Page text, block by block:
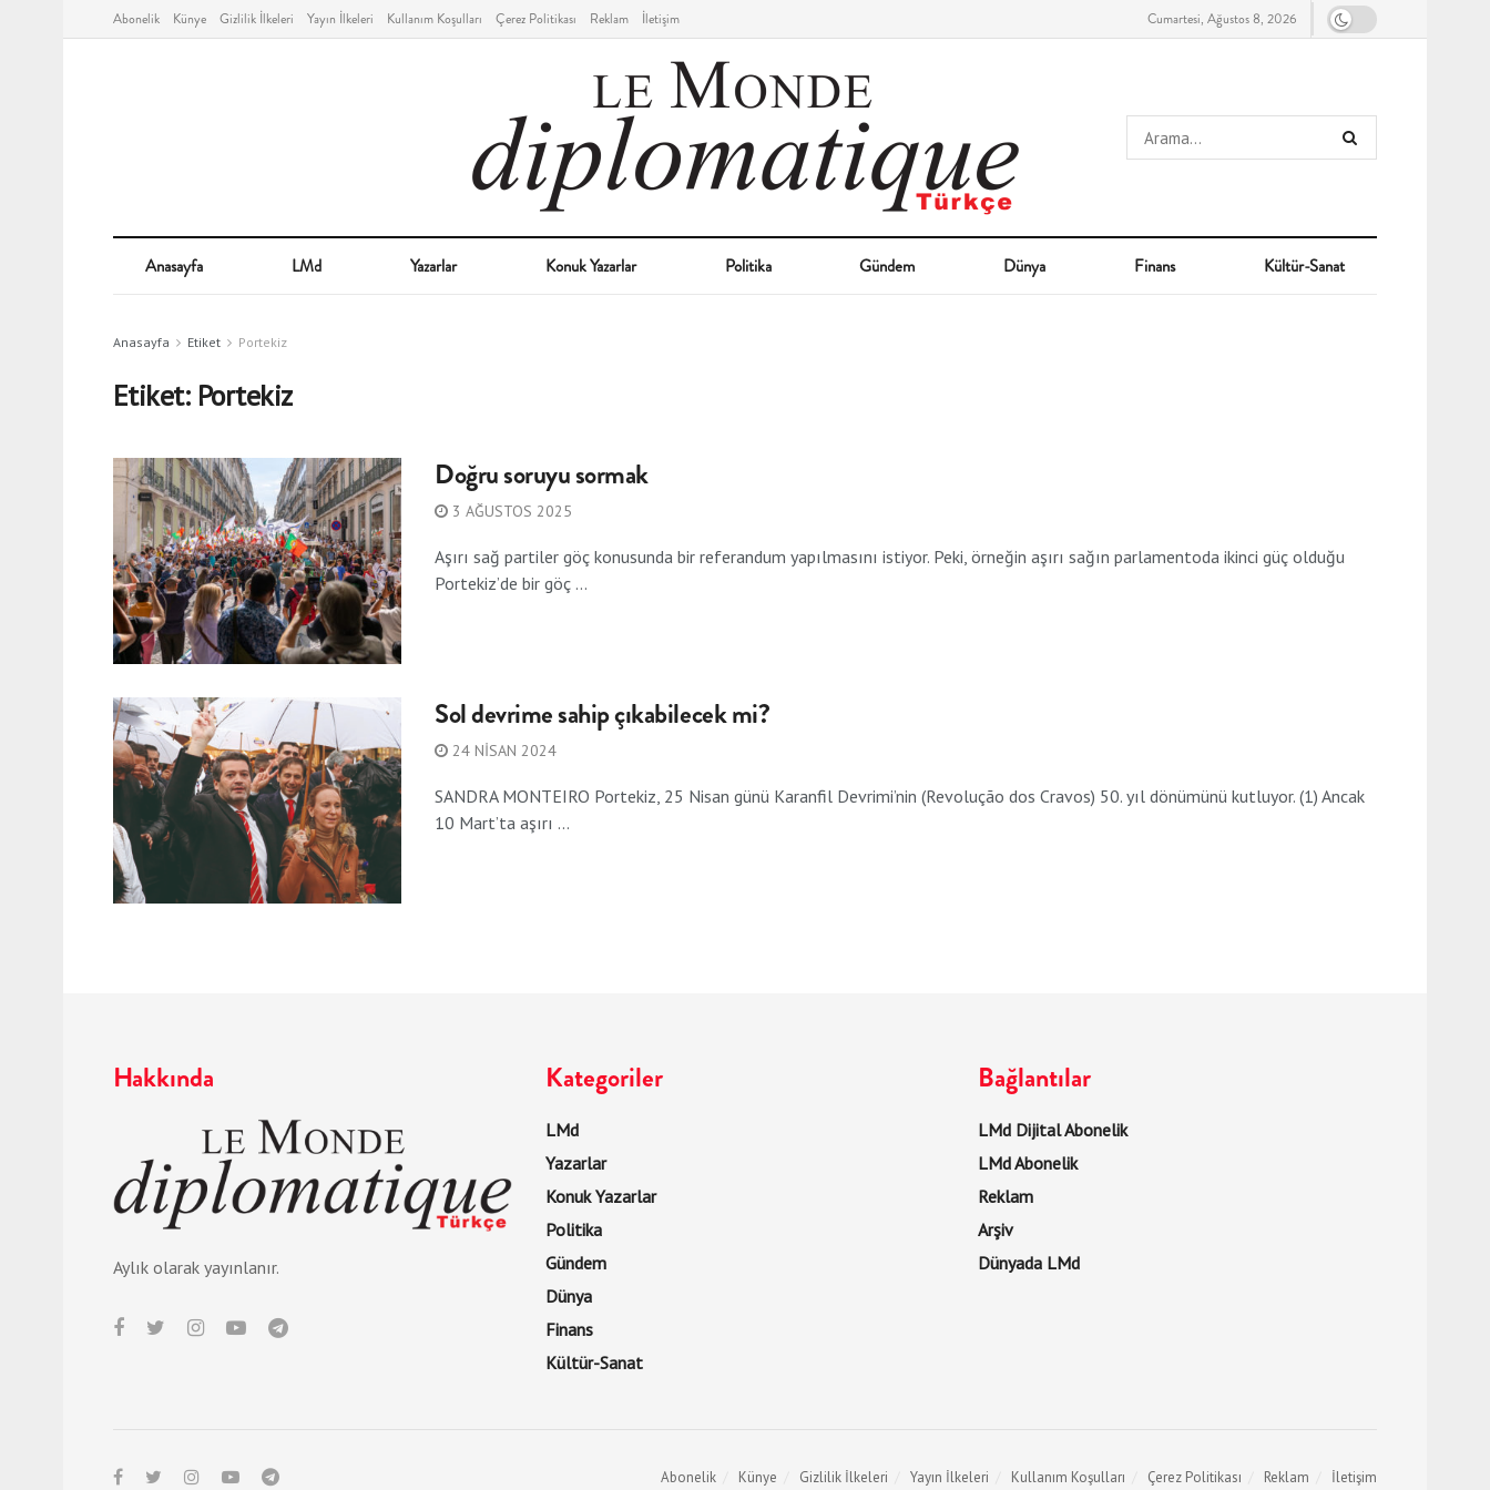
Abonelik Künye Gizlilik İlkeleri Yayın İlkeleri Kullanım Koşulları Çerez Politikası Reklam İletişim Cumartesi, Ağustos 8, 2026
Anasayfa LMd Yazarlar Konuk Yazarlar Politika Gündem Dünya Finans Kültür-Sanat
Anasayfa Etiket Portekiz
Etiket: Portekiz
Doğru soruyu sormak
3 AĞUSTOS 2025
Aşırı sağ partiler göç konusunda bir referandum yapılmasını istiyor. Peki, örneğin aşırı sağın parlamentoda ikinci güç olduğu
Portekiz’de bir göç ...
Sol devrime sahip çıkabilecek mi?
24 NISAN 2024
SANDRA MONTEIRO Portekiz, 25 Nisan günü Karanfil Devrimi’nin (Revolução dos Cravos) 50. yıl dönümünü kutluyor. (1) Ancak
10 Mart’ta aşırı ...
Hakkında
Aylık olarak yayınlanır.
Kategoriler
LMd
Yazarlar
Konuk Yazarlar
Politika
Gündem
Dünya
Finans
Kültür-Sanat
Bağlantılar
LMd Dijital Abonelik
LMd Abonelik
Reklam
Arşiv
Dünyada LMd
Abonelik Künye Gizlilik İlkeleri Yayın İlkeleri Kullanım Koşulları Çerez Politikası Reklam İletişim